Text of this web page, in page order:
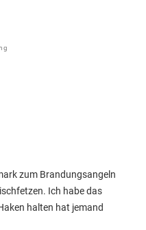
zum Brandungsangeln
Ich habe das
halten hat jemand